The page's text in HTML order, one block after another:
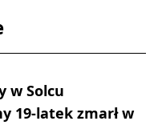
w Solcu
19-latek zmarł w